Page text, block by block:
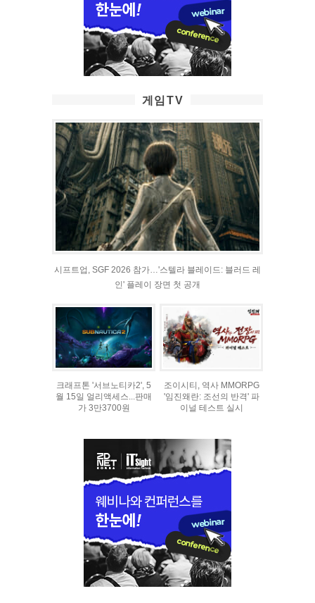
게임TV
시프트업, SGF 2026 참가…'스텔라 블레이드: 블러드 레
인' 플레이 장면 첫 공개
크래프톤 '서브노티카2', 5
월 15일 얼리액세스...판매
가 3만3700원
조이시티, 역사 MMORPG
'임진왜란: 조선의 반격' 파
이널 테스트 실시